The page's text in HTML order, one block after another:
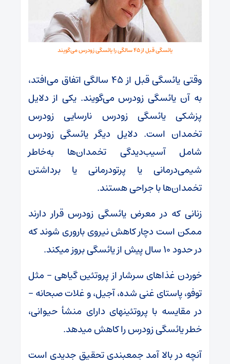
یائسگی قبل از 45 سالگی را یائسگی زودرس می‌گویند
وقتی یائسگی قبل از 45 سالگی اتفاق می‌افتد،
به آن یائسگی زودرس می‌گویند. یکی از دلایل
پزشکی یائسگی زودرس نارسایی زودرس
تخمدان است. دلایل دیگر یائسگی زودرس
شامل آسیب‌دیدگی تخمدان‌ها به‌خاطر
شیمی‌درمانی یا پرتودرمانی یا برداشتن
تخمدان‌ها با جراحی هستند.
زنانی که در معرض یائسگی زودرس قرار دارند
ممکن است دچار کاهش نیروی باروری شوند که
در حدود 10 سال پیش از یائسگی بروز می‎کند.
خوردن غذاهای سرشار از پروتئین گیاهی – مثل
توفو، پاستای غنی شده، آجیل، و غلات صبحانه –
در مقایسه با پروتئین‎های دارای منشأ حیوانی،
خطر یائسگی زودرس را کاهش می‎دهد.
آنچه در بالا آمد جمع‎بندی تحقیق جدیدی است